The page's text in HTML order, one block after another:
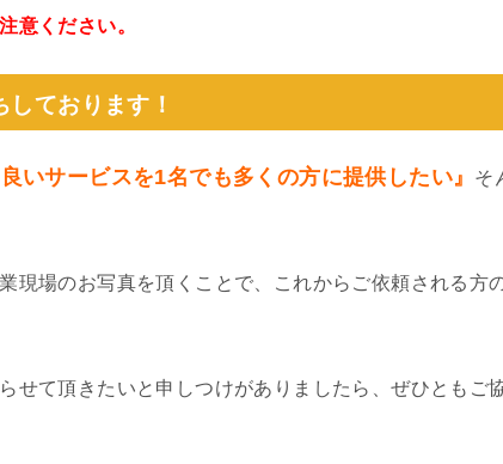
意ください。
ております！
良いサービスを1名でも多くの方に提供したい』
そ
現場のお写真を頂くことで、これからご依頼される方
せて頂きたいと申しつけがありましたら、ぜひともご